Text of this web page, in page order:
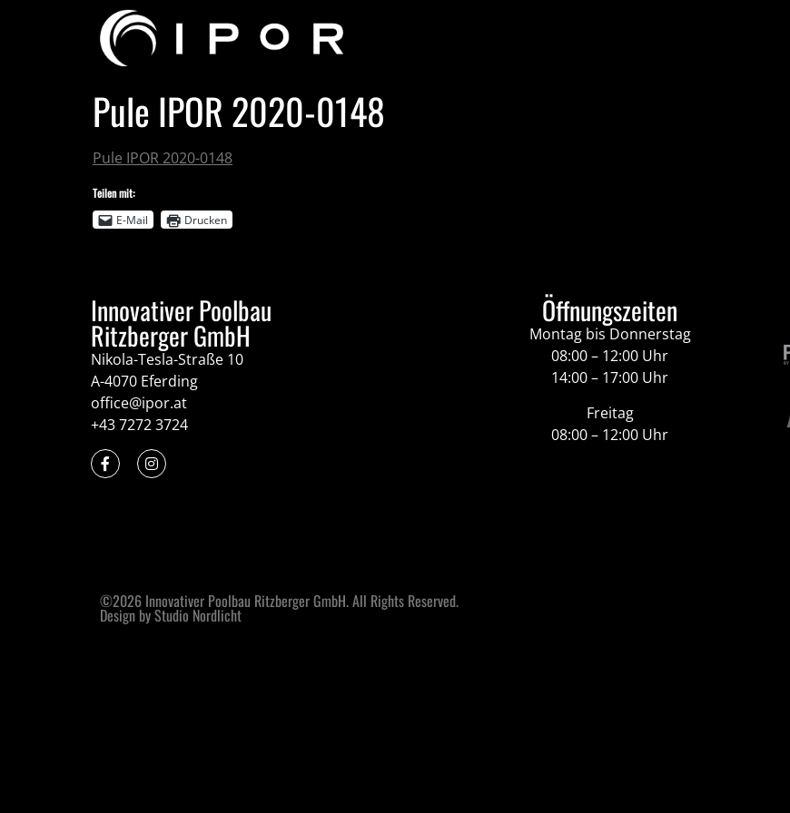
Pule IPOR 2020-0148
Pule IPOR 2020-0148
Teilen mit:
E-Mail
Drucken
Innovativer Poolbau
Ritzberger GmbH
Nikola-Tesla-Straße 10
A-4070 Eferding
office@ipor.at
+43 7272 3724
Öffnungszeiten
Montag bis Donnerstag
08:00 – 12:00 Uhr
14:00 – 17:00 Uhr
Freitag
08:00 – 12:00 Uhr
©2026 Innovativer Poolbau Ritzberger GmbH. All Rights Reserved.
Design by Studio Nordlicht